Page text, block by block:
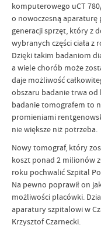
komputerowego uCT
o nowoczesną aparaturę
generacji sprzęt, który z
wybranych części ciała
Dzięki takim badaniom
a wiele chorób może
daje możliwość
obszaru badanie trwa
badanie tomografem to
promieniami
nie większe niż potrzeba.
Nowy tomograf, który
koszt ponad 2 milionów
roku pochwalić Szpital
Na pewno poprawił on
możliwości placówki.
aparatury szpitalowi w
Krzysztof Czarnecki.